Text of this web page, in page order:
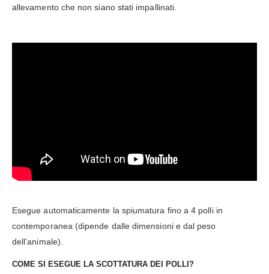
allevamento che non siano stati impallinati.
Esegue automaticamente la spiumatura fino a 4 polli in
contemporanea (dipende dalle dimensioni e dal peso
dell’animale).
COME SI ESEGUE LA SCOTTATURA DEI POLLI?